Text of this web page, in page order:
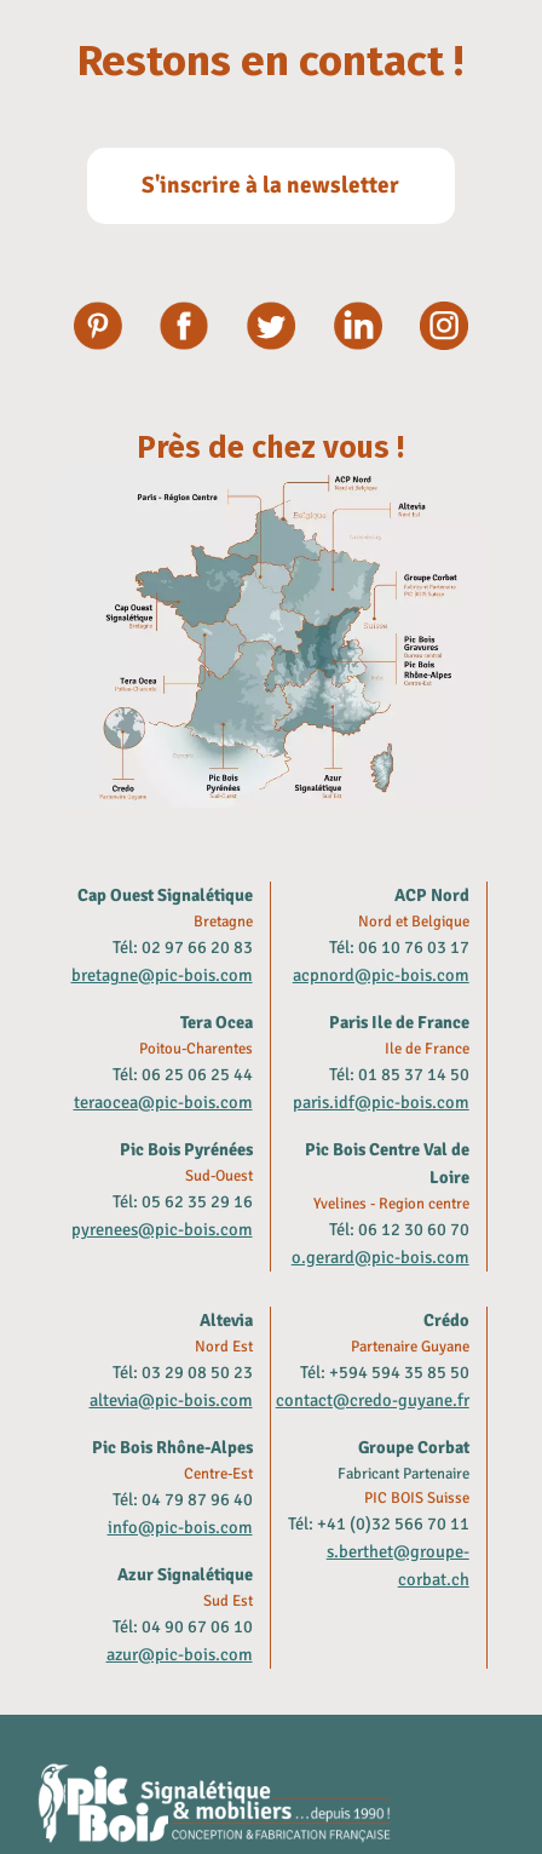
Restons en contact !
S'inscrire à la newsletter
Près de chez vous !
Cap Ouest Signalétique
Bretagne
Tél: 02 97 66 20 83
bretagne@pic-bois.com
Tera Ocea
Poitou-Charentes
Tél: 06 25 06 25 44
teraocea@pic-bois.com
Pic Bois Pyrénées
Sud-Ouest
Tél: 05 62 35 29 16
pyrenees@pic-bois.com
ACP Nord
Nord et Belgique
Tél: 06 10 76 03 17
acpnord@pic-bois.com
Paris Ile de France
Ile de France
Tél: 01 85 37 14 50
paris.idf@pic-bois.com
Pic Bois Centre Val de
Loire
Yvelines - Region centre
Tél: 06 12 30 60 70
o.gerard@pic-bois.com
Altevia
Nord Est
Tél: 03 29 08 50 23
altevia@pic-bois.com
Pic Bois Rhône-Alpes
Centre-Est
Tél: 04 79 87 96 40
info@pic-bois.com
Azur Signalétique
Sud Est
Tél: 04 90 67 06 10
azur@pic-bois.com
Crédo
Partenaire Guyane
Tél: +594 594 35 85 50
contact@credo-guyane.fr
Groupe Corbat
Fabricant Partenaire
PIC BOIS Suisse
Tél: +41 (0)32 566 70 11
s.berthet@groupe-
corbat.ch